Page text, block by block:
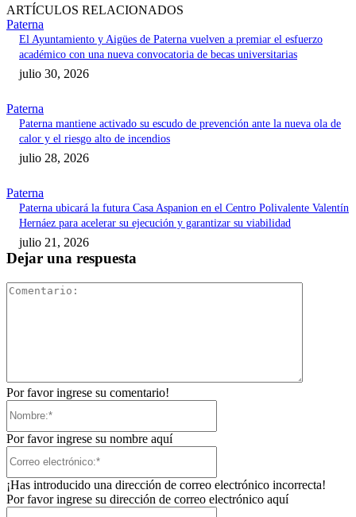
ARTÍCULOS RELACIONADOS
Paterna
El Ayuntamiento y Aigües de Paterna vuelven a premiar el esfuerzo
académico con una nueva convocatoria de becas universitarias
julio 30, 2026
Paterna
Paterna mantiene activado su escudo de prevención ante la nueva ola de
calor y el riesgo alto de incendios
julio 28, 2026
Paterna
Paterna ubicará la futura Casa Aspanion en el Centro Polivalente Valentín
Hernáez para acelerar su ejecución y garantizar su viabilidad
julio 21, 2026
Dejar una respuesta
Por favor ingrese su comentario!
Por favor ingrese su nombre aquí
¡Has introducido una dirección de correo electrónico incorrecta!
Por favor ingrese su dirección de correo electrónico aquí